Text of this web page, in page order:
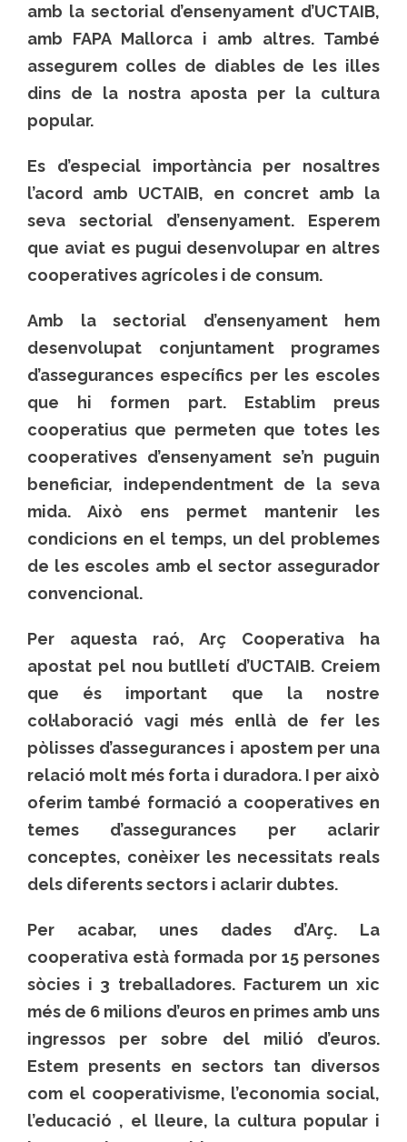
amb la sectorial d’ensenyament d’UCTAIB,
amb FAPA Mallorca i amb altres. També
assegurem colles de diables de les illes
dins de la nostra aposta per la cultura
popular.
Es d’especial importància per nosaltres
l’acord amb UCTAIB, en concret amb la
seva sectorial d’ensenyament. Esperem
que aviat es pugui desenvolupar en altres
cooperatives agrícoles i de consum.
Amb la sectorial d’ensenyament hem
desenvolupat conjuntament programes
d’assegurances específics per les escoles
que hi formen part. Establim preus
cooperatius que permeten que totes les
cooperatives d’ensenyament se’n puguin
beneficiar, independentment de la seva
mida. Això ens permet mantenir les
condicions en el temps, un del problemes
de les escoles amb el sector assegurador
convencional.
Per aquesta raó, Arç Cooperativa ha
apostat pel nou butlletí d’UCTAIB. Creiem
que és important que la nostre
col·laboració vagi més enllà de fer les
pòlisses d’assegurances i apostem per una
relació molt més forta i duradora. I per això
oferim també formació a cooperatives en
temes d’assegurances per aclarir
conceptes, conèixer les necessitats reals
dels diferents sectors i aclarir dubtes.
Per acabar, unes dades d’Arç. La
cooperativa està formada por 15 persones
sòcies i 3 treballadores. Facturem un xic
més de 6 milions d’euros en primes amb uns
ingressos per sobre del milió d’euros.
Estem presents en sectors tan diversos
com el cooperativisme, l’economia social,
l’educació , el lleure, la cultura popular i